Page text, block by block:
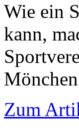
Wie ein
kann,
Zum